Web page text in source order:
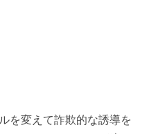
を変えて詐欺的な誘導を